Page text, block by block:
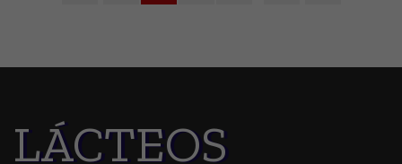
LÁCTEOS